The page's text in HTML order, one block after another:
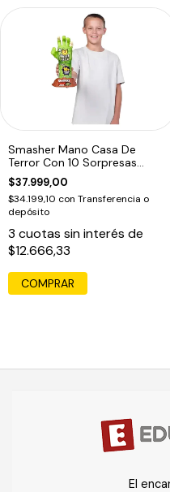
Smasher Mano Casa De
Terror Con 10 Sorpresas
Frankenstein
$37.999,00
$34.199,10 con Transferencia o
depósito
3 cuotas sin interés de
$12.666,33
El